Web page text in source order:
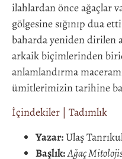
ilahlardan önce ağaçlar
gölgesine sığınıp dua
baharda yeniden dirilen
arkaik biçimlerinden
anlamlandırma
ümitlerimizin tarihine
İçindekiler
Tadımlık
Yazar:Ulaş
Başlık:Ağaç